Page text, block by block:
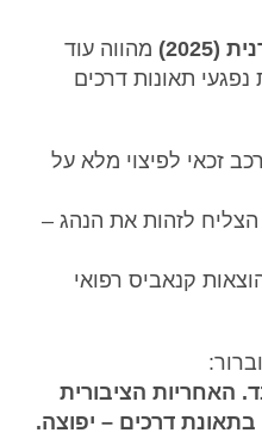
(2025)
מהווה עוד
תאונות דרכים
זכאי לפיצוי מלא על
לזהות את הנהג –
קנאביס רפואי
האחריות הציבורית
דרכים – יפוצה.